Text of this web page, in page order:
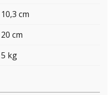
10,3 cm
20 cm
5 kg